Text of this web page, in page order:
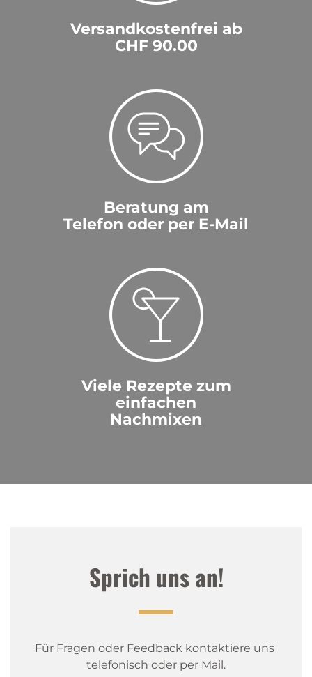
Versandkostenfrei ab
CHF 90.00
Beratung am
Telefon oder per E-Mail
Viele Rezepte zum
einfachen
Nachmixen
Sprich uns an!
Für Fragen oder Feedback kontaktiere uns
telefonisch oder per Mail.